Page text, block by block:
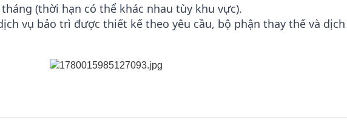
(thời hạn có thể khác nhau tùy khu vực).
vụ bảo trì được thiết kế theo yêu cầu, bộ phận thay thế và